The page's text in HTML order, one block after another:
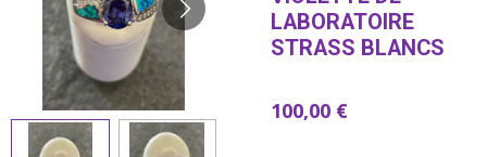
LABORATOIRE
STRASS BLANCS
100,00 €